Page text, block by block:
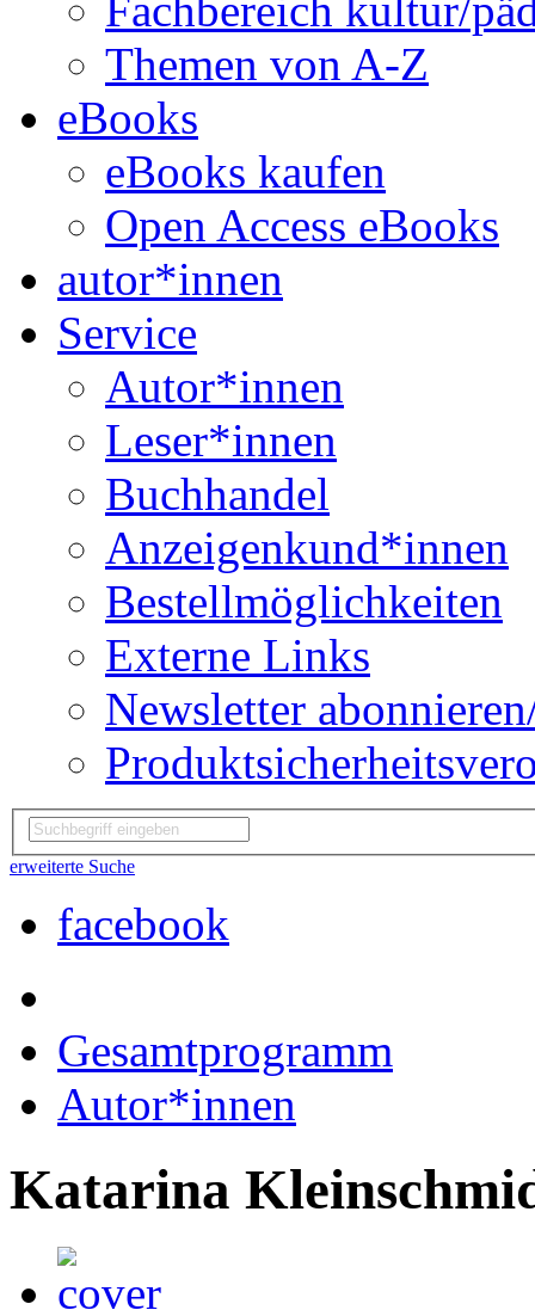
Themen von A-Z
eBooks
eBooks kaufen
Open Access eBooks
autor*innen
Service
Autor*innen
Leser*innen
Buchhandel
Anzeigenkund*innen
Bestellmöglichkeiten
Externe Links
Newsletter
erweiterte Suche
facebook
Gesamtprogramm
Autor*innen
Katarina